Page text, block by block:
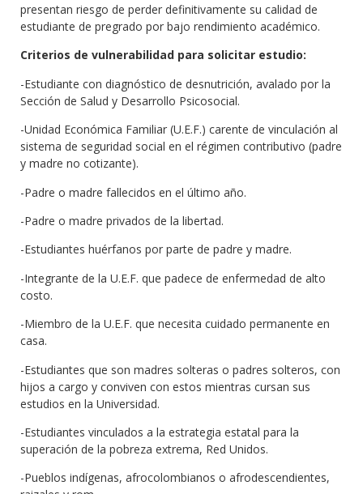
presentan riesgo de perder definitivamente su calidad de
estudiante de pregrado por bajo rendimiento académico.
Criterios de vulnerabilidad para solicitar estudio:
-Estudiante con diagnóstico de desnutrición, avalado por la
Sección de Salud y Desarrollo Psicosocial.
-Unidad Económica Familiar (U.E.F.) carente de vinculación al
sistema de seguridad social en el régimen contributivo (padre
y madre no cotizante).
-Padre o madre fallecidos en el último año.
-Padre o madre privados de la libertad.
-Estudiantes huérfanos por parte de padre y madre.
-Integrante de la U.E.F. que padece de enfermedad de alto
costo.
-Miembro de la U.E.F. que necesita cuidado permanente en
casa.
-Estudiantes que son madres solteras o padres solteros, con
hijos a cargo y conviven con estos mientras cursan sus
estudios en la Universidad.
-Estudiantes vinculados a la estrategia estatal para la
superación de la pobreza extrema, Red Unidos.
-Pueblos indígenas, afrocolombianos o afrodescendientes,